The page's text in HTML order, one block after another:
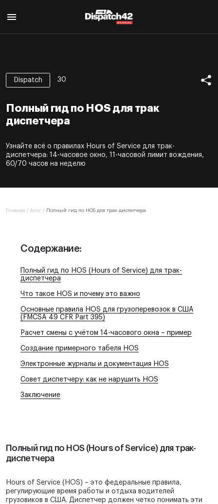
Курс диспетчера
Для кого
Программа курса
Авторы
О профессии
Для кого
Авторы
Сертификат
О нас
Блог
+1 855-638-6791
Dispatch 30
Полный гид по HOS для трак
диспетчера
Узнайте всё о правилах Hours of Service для трак-
диспетчера: 14-часовое окно, 11-часовой лимит вождения,
60/70 часов на неделю
Главная / Блог / Полный гид по HOS для трак диспетчера
Содержание:
Полный гид по HOS (Hours of Service) для трак-
диспетчера
Что такое HOS и почему это важно
Основные правила HOS для грузоперевозок в США
(FMCSA 49 CFR Part 395)
Расчет смены с учётом 14-часового окна – пример
Создание примерного табеля HOS
Электронные журналы и документация HOS
Совет диспетчеру: как не нарушить HOS
Заключение
Полный гид по HOS (Hours of Service) для трак-
диспетчера
Hours of Service (HOS) – это федеральные правила,
регулирующие время работы и отдыха водителей
грузовиков в США. Диспетчер должен четко понимать эти